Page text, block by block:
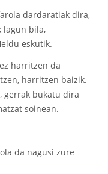
dardaratiak dira,
lagun bila,
eskutik.
harritzen da
harritzen baizik.
gerrak bukatu dira
soinean.
da nagusi zure